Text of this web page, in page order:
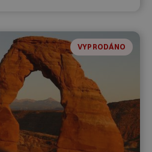
VYPRODÁNO